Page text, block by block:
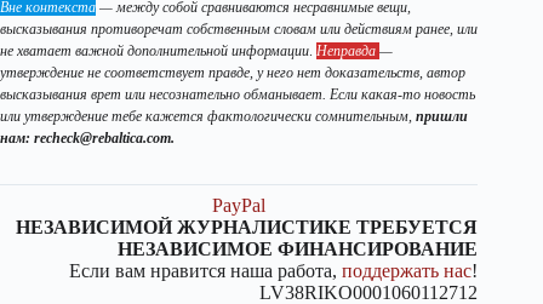
Вне контекста — между собой сравниваются несравнимые вещи,
высказывания противоречат собственным словам или действиям ранее, или
не хватает важной дополнительной информации Неправда —
утверждение не соответствует правде, у него нет доказательств, автор
высказывания врет или несознательно обманывает. Если какая-то новость
или утверждение тебе кажется фактологически сомнительным, пришли
нам: recheck@rebaltica.com.
PayPal
НЕЗАВИСИМОЙ ЖУРНАЛИСТИКЕ ТРЕБУЕТСЯ
НЕЗАВИСИМОЕ ФИНАНСИРОВАНИЕ
Если вам нравится наша работа,поддержать нас!
LV38RIKO0001060112712